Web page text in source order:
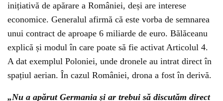
inițiativă de apărare a României, deși are interese
economice. Generalul afirmă că este vorba de semnarea
unui contract de aproape 6 miliarde de euro. Bălăceanu
explică și modul în care poate să fie activat Articolul 4.
A dat exemplul Poloniei, unde dronele au intrat direct în
spațiul aerian. În cazul României, drona a fost în derivă.
„Nu a apărut Germania și ar trebui să discutăm direct